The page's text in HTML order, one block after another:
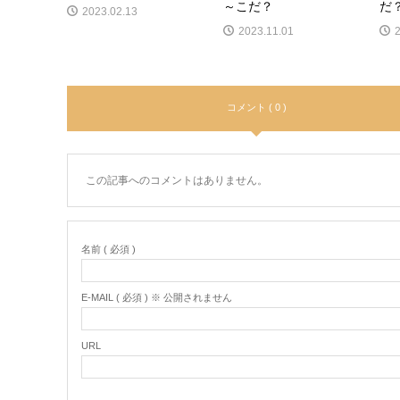
2023.02.13
～こだ？
2023.11.01
だ
コメント ( 0 )
この記事へのコメントはありません。
名前 ( 必須 )
E-MAIL ( 必須 ) ※ 公開されません
URL